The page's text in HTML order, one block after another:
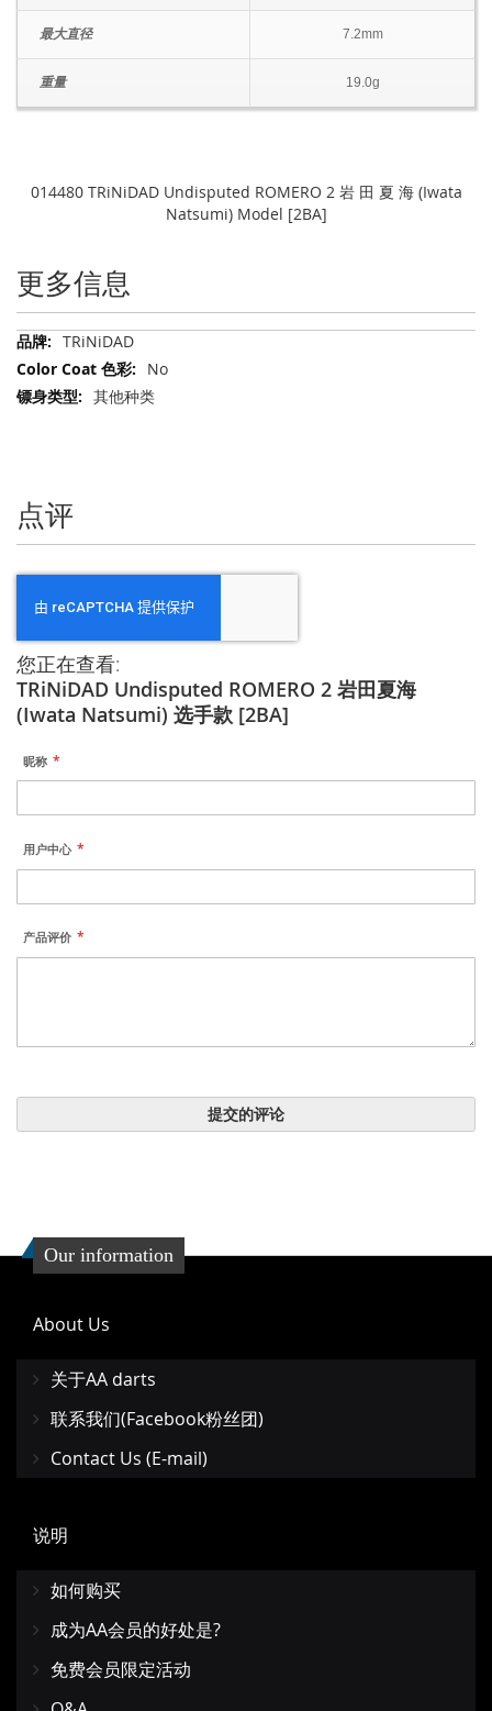
最大直径 7.2mm
重量 19.0g
014480 TRiNiDAD Undisputed ROMERO 2 岩 田 夏 海 (Iwata
Natsumi) Model [2BA]
更多信息
更
多
信
息
TRiNiDAD
No
其他种类
点评
您正在查看:
TRiNiDAD Undisputed ROMERO 2 岩田夏海
(Iwata Natsumi) 选手款 [2BA]
昵称
用户中心
产品评价
提交的评论
Our information
About Us
关于AA darts
联系我们(Facebook粉丝团)
Contact Us (E-mail)
说明
如何购买
成为AA会员的好处是?
免费会员限定活动